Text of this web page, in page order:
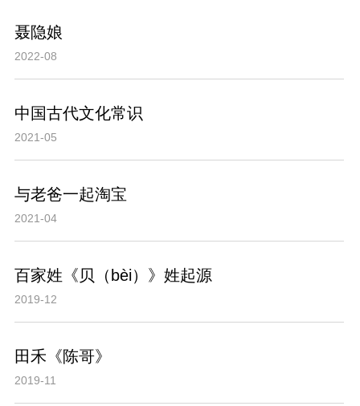
聂隐娘
2022-08
中国古代文化常识
2021-05
与老爸一起淘宝
2021-04
百家姓《贝（bèi）》姓起源
2019-12
田禾《陈哥》
2019-11